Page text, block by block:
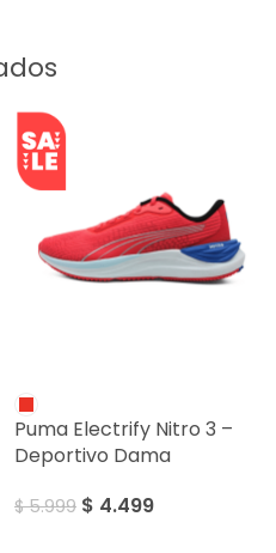
Puma Electrify Nitro 3 –
Deportivo Dama
$5.999 $ 4.499